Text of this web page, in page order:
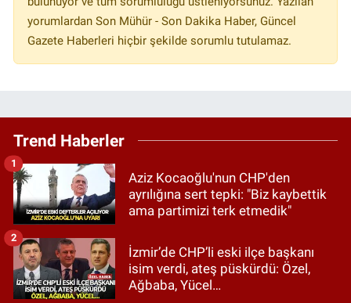
yorumlardan Son Mühür - Son Dakika Haber, Güncel
Gazete Haberleri hiçbir şekilde sorumlu tutulamaz.
Trend Haberler
Aziz Kocaoğlu'nun CHP'den
ayrılığına sert tepki: "Biz kaybettik
ama partimizi terk etmedik"
1
İzmir’de CHP’li eski ilçe başkanı
isim verdi, ateş püskürdü: Özel,
Ağbaba, Yücel…
2